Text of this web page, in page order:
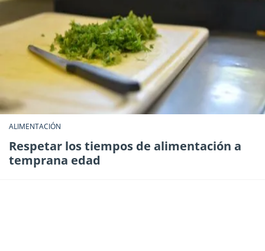
ALIMENTACIÓN
Respetar los tiempos de alimentación a
temprana edad